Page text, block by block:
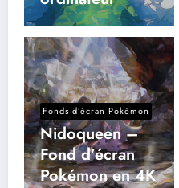
Fonds d’écran Pokémon
Nidoqueen –
Fond d’écran
Pokémon en 4K